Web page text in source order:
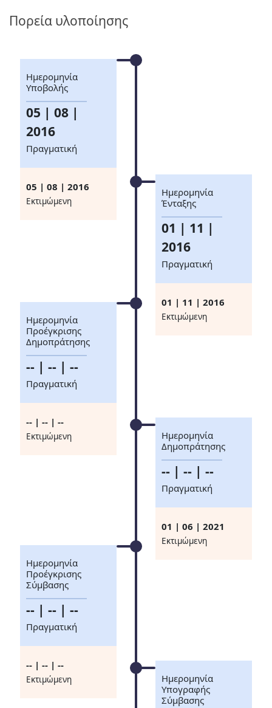
Πορεία υλοποίησης
Ημερομηνία
Υποβολής
05 | 08 |
2016
Πραγματική
05 | 08 | 2016
Eκτιμώμενη
Ημερομηνία
Ένταξης
01 | 11 |
2016
Πραγματική
01 | 11 | 2016
Eκτιμώμενη
Ημερομηνία
Προέγκρισης
Δημοπράτησης
-- | -- | --
Πραγματική
-- | -- | --
Eκτιμώμενη
Ημερομηνία
Δημοπράτησης
-- | -- | --
Πραγματική
01 | 06 | 2021
Eκτιμώμενη
Ημερομηνία
Προέγκρισης
Σύμβασης
-- | -- | --
Πραγματική
-- | -- | --
Eκτιμώμενη
Ημερομηνία
Υπογραφής
Σύμβασης